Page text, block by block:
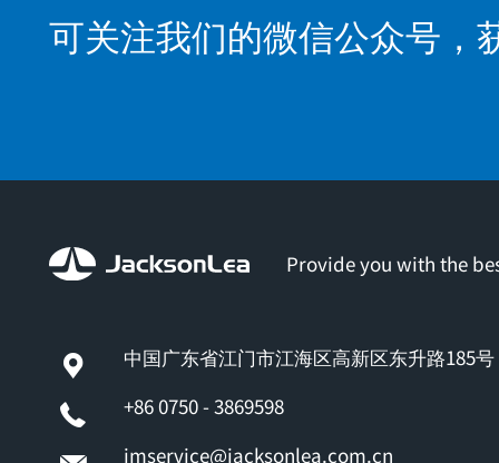
可关注我们的微信公众号，
Provide you with the
中国广东省江门市江海区高新区东升路185号
+86 0750 - 3869598
jmservice@jacksonlea.com.cn